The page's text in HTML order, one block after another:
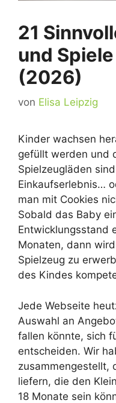
21
und
(2026)
von Elisa Leipzig
Kinder wachsen
gefüllt werden und
Spielzeugläden
Einkaufserlebnis…
man mit Cookies
Sobald das Baby
Entwicklungsstand
Monaten, dann
Spielzeug zu
des Kindes
Jede Webseite
Auswahl an
fallen könnte, sich
entscheiden. Wir
zusammengestellt,
liefern, die den
18 Monate sein